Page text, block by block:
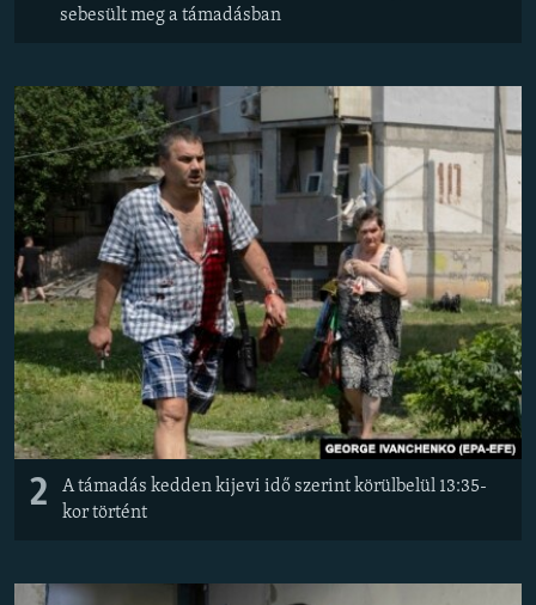
sebesült meg a támadásban
2
A támadás kedden kijevi idő szerint körülbelül 13:35-
kor történt